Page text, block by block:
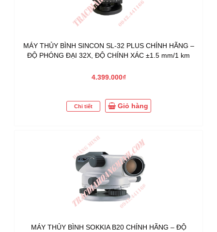
MÁY THỦY BÌNH SINCON SL-32 PLUS CHÍNH HÃNG –
ĐỘ PHÓNG ĐẠI 32X, ĐỘ CHÍNH XÁC ±1.5 mm/1 km
4.399.000₫
Chi tiết Giỏ hàng
MÁY THỦY BÌNH SOKKIA B20 CHÍNH HÃNG – ĐỘ